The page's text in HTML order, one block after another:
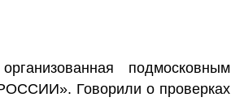
подмосковным
Говорили о проверках